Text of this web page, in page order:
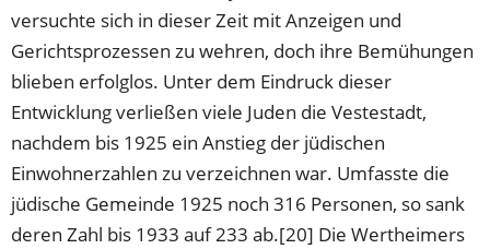
versuchte sich in dieser Zeit mit Anzeigen und
Gerichtsprozessen zu wehren, doch ihre Bemühungen
blieben erfolglos. Unter dem Eindruck dieser
Entwicklung verließen viele Juden die Vestestadt,
nachdem bis 1925 ein Anstieg der jüdischen
Einwohnerzahlen zu verzeichnen war. Umfasste die
jüdische Gemeinde 1925 noch 316 Personen, so sank
deren Zahl bis 1933 auf 233 ab.[20] Die Wertheimers